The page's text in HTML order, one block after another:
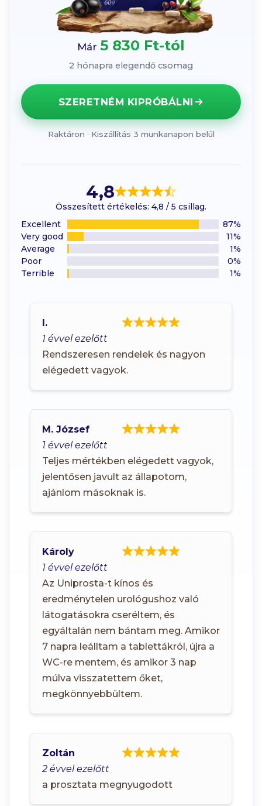
Már 5 830 Ft-tól
2 hónapra elegendő csomag
SZERETNÉM KIPRÓBÁLNI
Raktáron · Kiszállítás 3 munkanapon belül
4,8
Összesített értékelés: 4,8 / 5 csillag.
Excellent
87%
Very good
11%
Average
1%
Poor
0%
Terrible
1%
1 évvel ezelőtt
Rendszeresen rendelek és nagyon
elégedett vagyok.
I.
1 évvel ezelőtt
Teljes mértékben elégedett vagyok,
jelentősen javult az állapotom,
ajánlom másoknak is.
M. József
1 évvel ezelőtt
Az Uniprosta-t kínos és
eredménytelen urológushoz való
látogatásokra cseréltem, és
egyáltalán nem bántam meg. Amikor
7 napra leálltam a tablettákról, újra a
WC-re mentem, és amikor 3 nap
múlva visszatettem őket,
megkönnyebbültem.
Károly
2 évvel ezelőtt
a prosztata megnyugodott
Zoltán